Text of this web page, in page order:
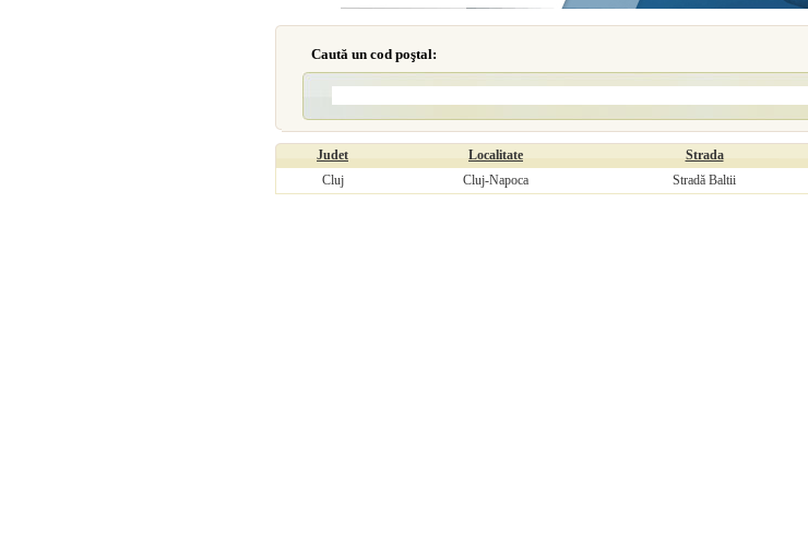
Caută un cod poştal:
Judet Localitate Strada
Cluj
Cluj-Napoca Stradă Baltii